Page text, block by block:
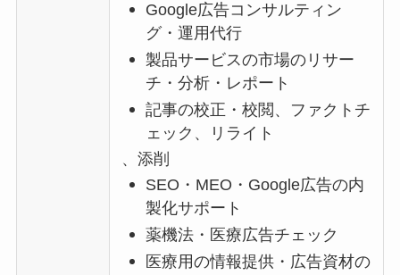
Google広告コンサルティン
グ・運用代行
製品サービスの市場のリサー
チ・分析・レポート
記事の校正・校閲、ファクトチ
ェック、リライト
、添削
SEO・MEO・Google広告の内
製化サポート
薬機法・医療広告チェック
医療用の情報提供・広告資材の